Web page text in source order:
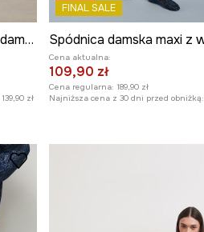
Spódnica z domieszką lnu damska mini z aplikacją
139,90 zł
FINAL SALE
Cena aktualna:
109,90 zł
Cena regularna: 189,90 zł
Najniższa cena z 30 dni przed obniżką: